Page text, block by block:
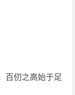
百仞之高始于足